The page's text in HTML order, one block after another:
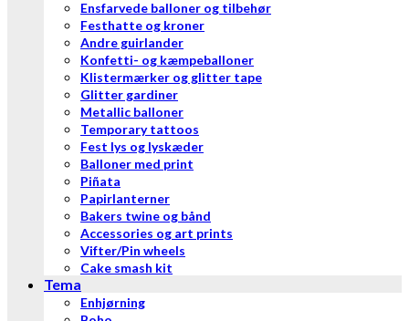
Ensfarvede balloner og tilbehør
Festhatte og kroner
Andre guirlander
Konfetti- og kæmpeballoner
Klistermærker og glitter tape
Glitter gardiner
Metallic balloner
Temporary tattoos
Fest lys og lyskæder
Balloner med print
Piñata
Papirlanterner
Bakers twine og bånd
Accessories og art prints
Vifter/Pin wheels
Cake smash kit
Tema
Enhjørning